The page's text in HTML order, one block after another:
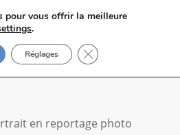
photographe
en reportage photo
pour vous offrir la meilleure
.
Réglages FERMER LA